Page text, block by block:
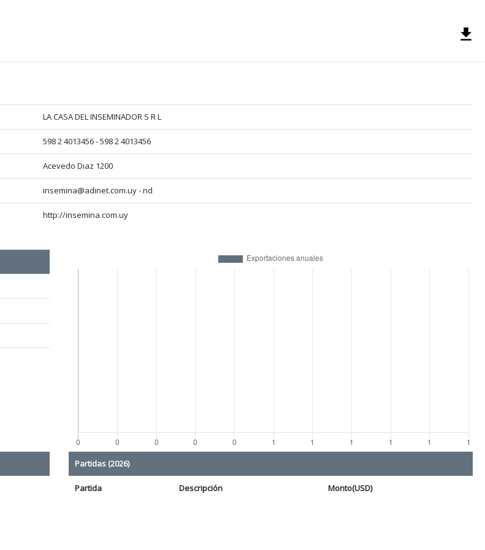
LA CASA DEL INSEMINADOR S R L
598 2 4013456 - 598 2 4013456
Acevedo Diaz 1200
insemina@adinet.com.uy - nd
http://insemina.com.uy
Partidas (2026)
Partida Descripción Monto(USD)